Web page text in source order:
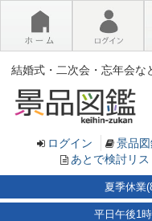
結婚式・二次会・忘年会な
ログイン 景品
あとで検討リス
夏季休業
平日午後1